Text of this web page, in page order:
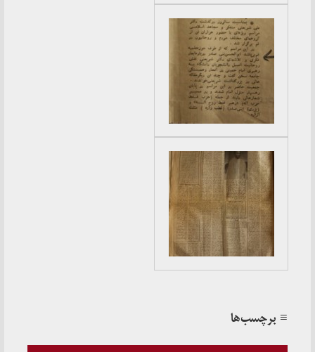
≡ برچسب‌ها